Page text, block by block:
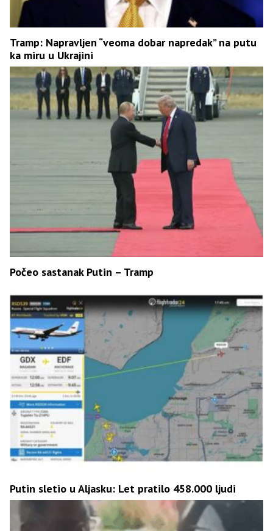
Tramp: Napravljen “veoma dobar napredak” na putu
ka miru u Ukrajini
Počeo sastanak Putin – Tramp
Putin sletio u Aljasku: Let pratilo 458.000 ljudi